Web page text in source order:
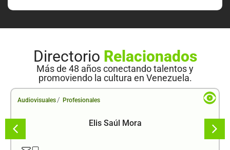
Directorio Relacionados
Más de 48 años conectando talentos y
promoviendo la cultura en Venezuela.
Audiovisuales / Profesionales
Elis Saúl Mora